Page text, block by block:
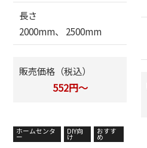
長さ
2000mm、 2500mm
販売価格（税込）
552円～
ホームセンタ
ー
DIY向
け
おすす
め